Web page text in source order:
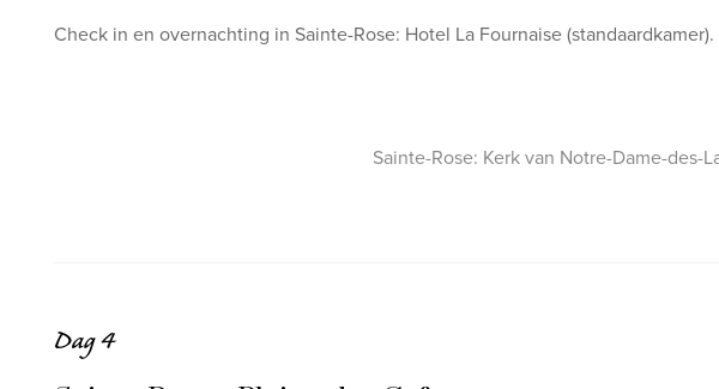
Check in en overnachting in Sainte-Rose: Hotel La Fournaise (standaardkamer).
Sainte-Rose: Kerk van Notre-Dame-des-
Dag 4